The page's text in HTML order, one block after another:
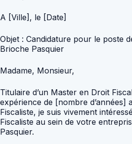
A [Ville], le [Date]
Objet : Candidature pour le poste
Brioche Pasquier
Madame, Monsieur,
Titulaire d’un Master en Droit
expérience de [nombre d’années]
Fiscaliste, je suis vivement
Fiscaliste au sein de votre
Pasquier.